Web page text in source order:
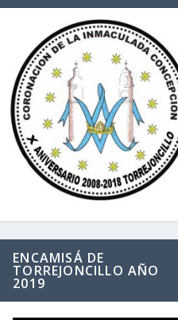
ENCAMISÁ DE
TORREJONCILLO AÑO
2019